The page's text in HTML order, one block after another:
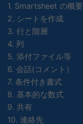
1. Smartsheet の概要
2. シートを作成
3. 行と階層
4. 列
5. 添付ファイル等
6. 会話(コメント）
7. 条件付き書式
8. 基本的な数式
9. 共有
10. 連絡先